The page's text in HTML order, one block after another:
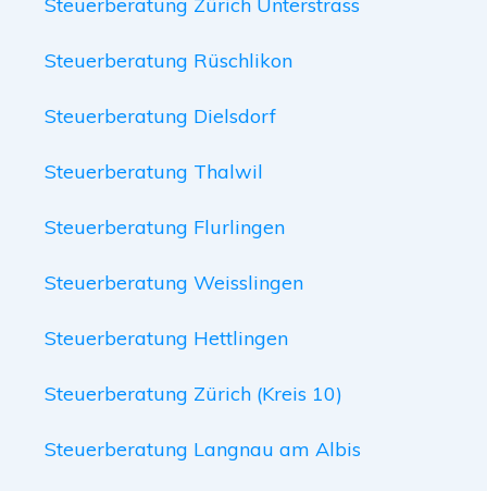
Steuerberatung Zürich Unterstrass
Steuerberatung Rüschlikon
Steuerberatung Dielsdorf
Steuerberatung Thalwil
Steuerberatung Flurlingen
Steuerberatung Weisslingen
Steuerberatung Hettlingen
Steuerberatung Zürich (Kreis 10)
Steuerberatung Langnau am Albis